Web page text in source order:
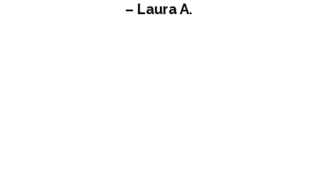
– Laura A.